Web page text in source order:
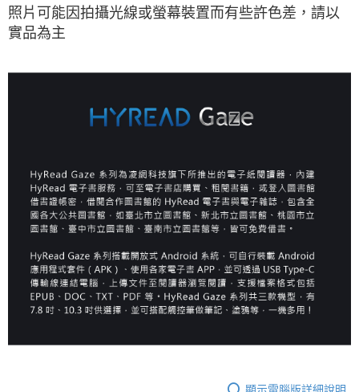
照片可能因拍攝光線或螢幕裝置而有些許色差，請以
實品為主
顯示電腦版詳細說明